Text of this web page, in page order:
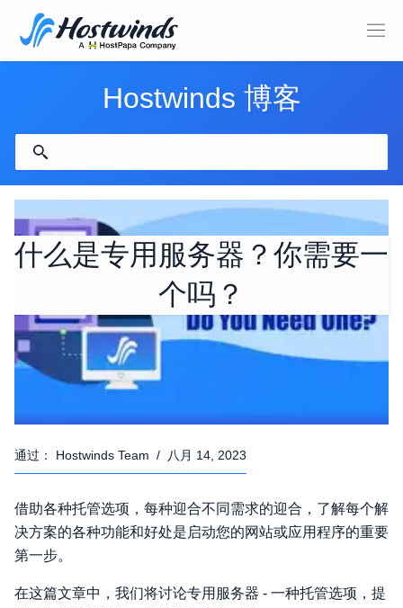
Hostwinds 博客
什么是专用服务器？你需要一
个吗？
通过： Hostwinds Team / 八月 14, 2023
借助各种托管选项，每种迎合不同需求的迎合，了解每个解
决方案的各种功能和好处是启动您的网站或应用程序的重要
第一步。
在这篇文章中，我们将讨论专用服务器 - 一种托管选项，提